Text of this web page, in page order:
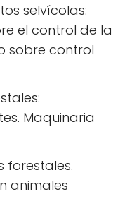
selvícolas:
el control de la
sobre control
Maquinaria
forestales.
animales